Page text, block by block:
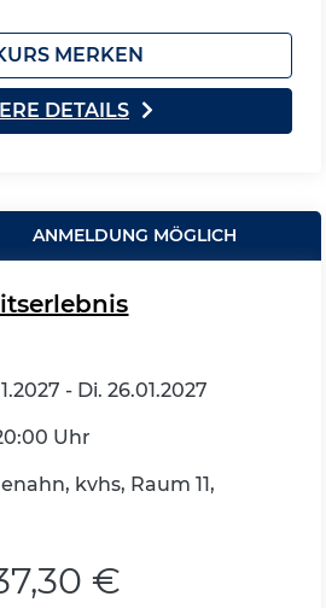
MERKEN
DETAILS
ANMELDUNG MÖGLICH
- Di. 26.01.2027
Uhr
kvhs, Raum 11,
€